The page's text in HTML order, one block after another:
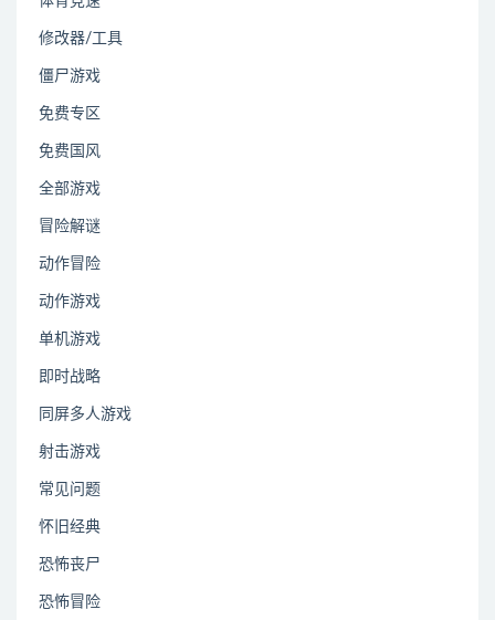
修改器/工具
僵尸游戏
免费专区
免费国风
全部游戏
冒险解谜
动作冒险
动作游戏
单机游戏
即时战略
同屏多人游戏
射击游戏
常见问题
怀旧经典
恐怖丧尸
恐怖冒险